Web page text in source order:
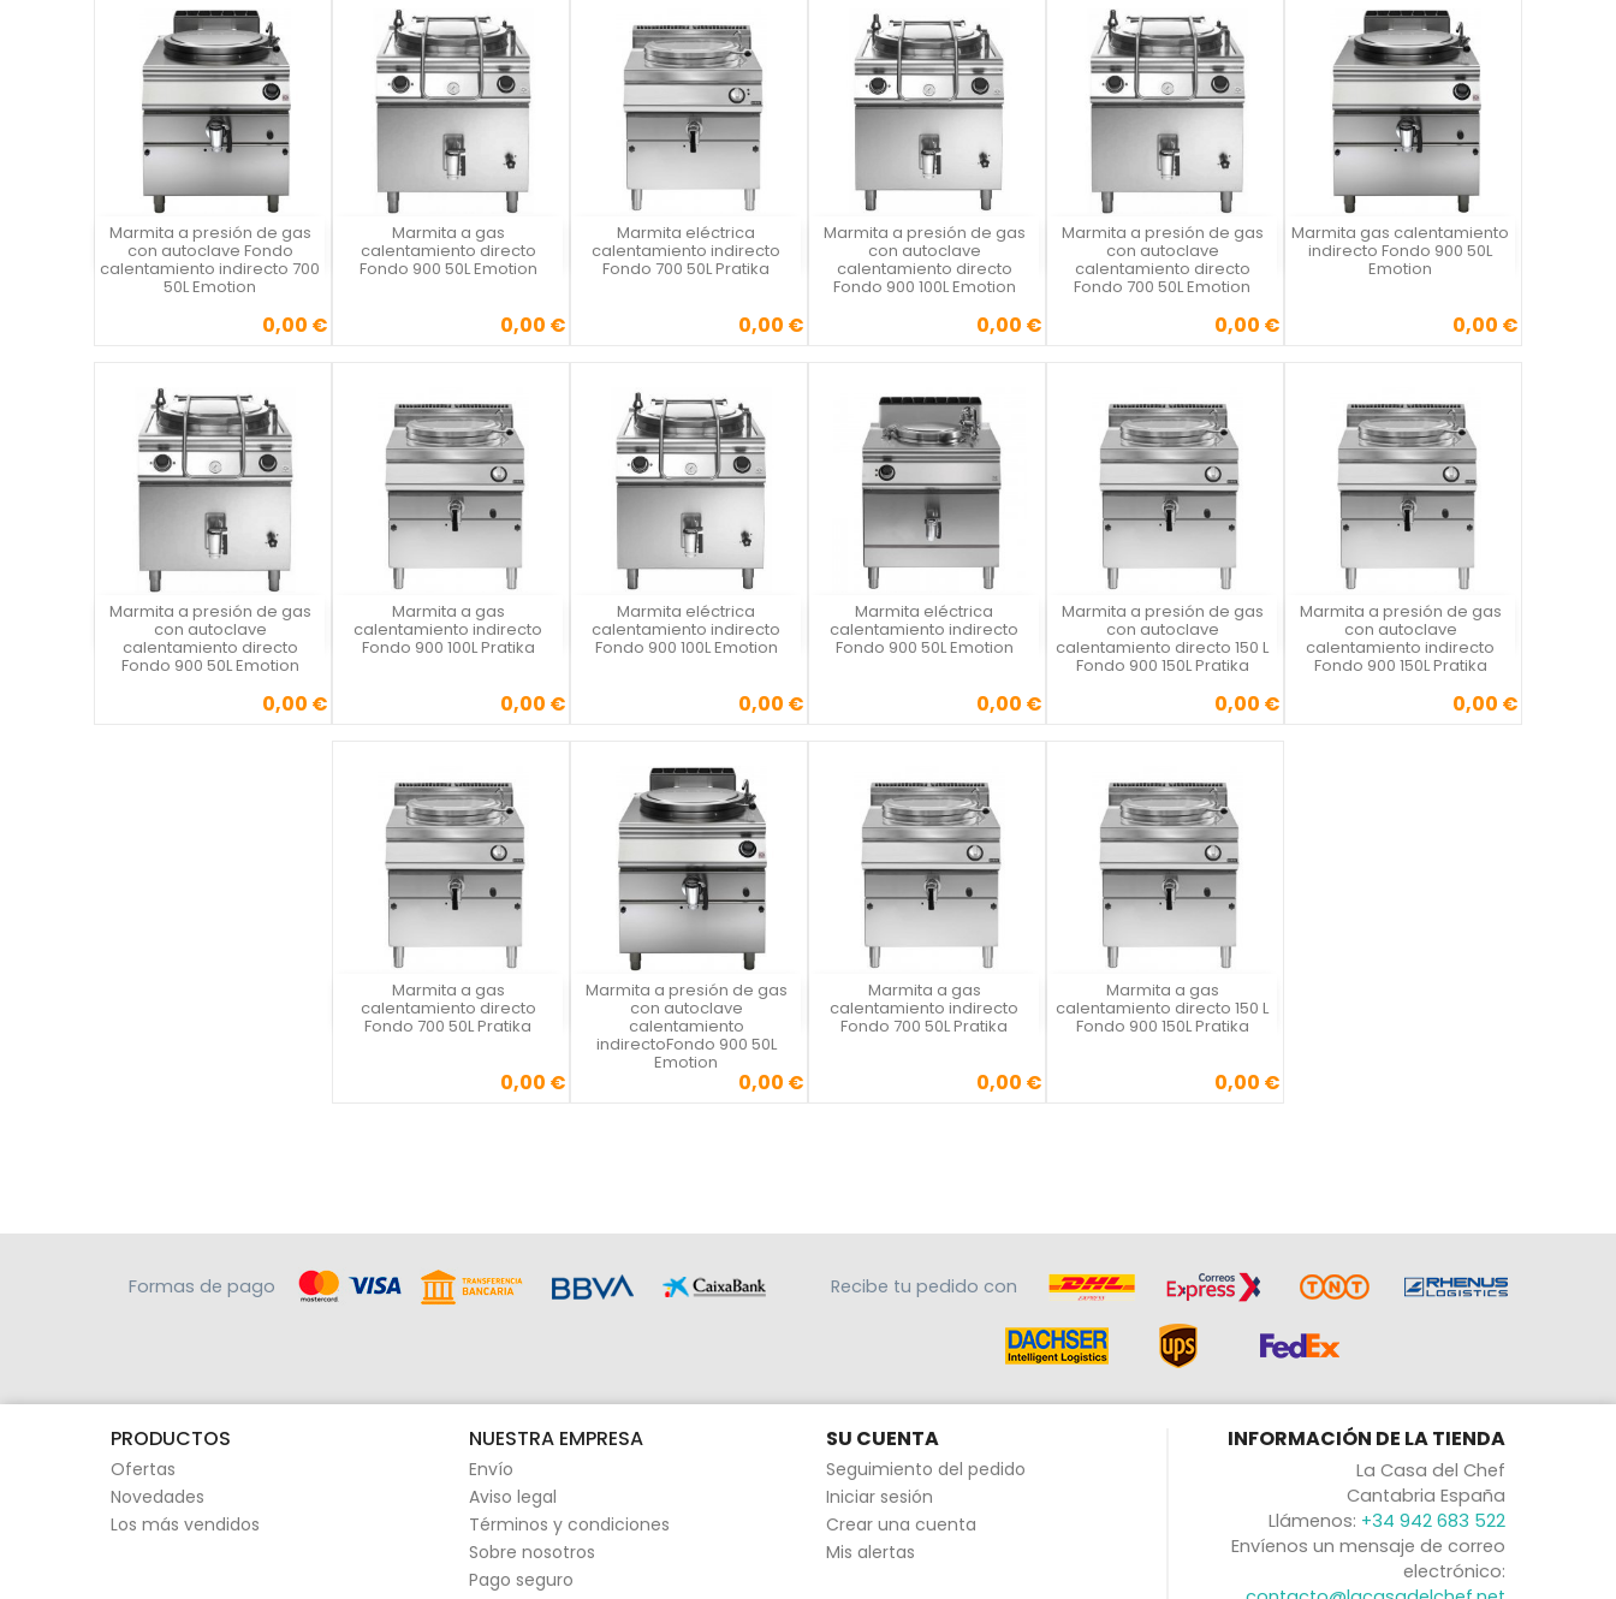
Marmita a presión de gas
con autoclave Fondo
calentamiento indirecto 700
50L Emotion
Precio0,00 €

Vista rápida Marmita a gas
calentamiento directo
Fondo 900 50L Emotion
Precio0,00 €

Vista rápida Marmita eléctrica
calentamiento indirecto
Fondo 700 50L Pratika
Precio0,00 €

Vista rápida Marmita a presión de gas
con autoclave
calentamiento directo
Fondo 900 100L Emotion
Precio0,00 €

Vista rápida Marmita a presión de gas
con autoclave
calentamiento directo
Fondo 700 50L Emotion
Precio0,00 €

Vista rápida Marmita gas calentamiento
indirecto Fondo 900 50L
Emotion
Precio0,00 €

Vista rápida
Marmita a presión de gas
con autoclave
calentamiento directo
Fondo 900 50L Emotion
Precio0,00 €

Vista rápida Marmita a gas
calentamiento indirecto
Fondo 900 100L Pratika
Precio0,00 €

Vista rápida Marmita eléctrica
calentamiento indirecto
Fondo 900 100L Emotion
Precio0,00 €

Vista rápida Marmita eléctrica
calentamiento indirecto
Fondo 900 50L Emotion
Precio0,00 €

Vista rápida Marmita a presión de gas
con autoclave
calentamiento directo 150 L
Fondo 900 150L Pratika
Precio0,00 €

Vista rápida Marmita a presión de gas
con autoclave
calentamiento indirecto
Fondo 900 150L Pratika
Precio0,00 €

Vista rápida
Marmita a gas
calentamiento directo
Fondo 700 50L Pratika
Precio0,00 €

Vista rápida Marmita a presión de gas
con autoclave
calentamiento
indirectoFondo 900 50L
Emotion
Precio0,00 €

Vista rápida Marmita a gas
calentamiento indirecto
Fondo 700 50L Pratika
Precio0,00 €

Vista rápida Marmita a gas
calentamiento directo 150 L
Fondo 900 150L Pratika
Precio0,00 €

Vista rápida
Formas de pago Recibe tu pedido con
PRODUCTOS
Ofertas
Novedades
Los más vendidos
NUESTRA EMPRESA
Envío
Aviso legal
Términos y condiciones
Sobre nosotros
Pago seguro
SU CUENTA
Seguimiento del pedido
Iniciar sesión
Crear una cuenta
Mis alertas
INFORMACIÓN DE LA TIENDA
La Casa del Chef
Cantabria España
Llámenos: +34 942 683 522
Envíenos un mensaje de correo
electrónico: